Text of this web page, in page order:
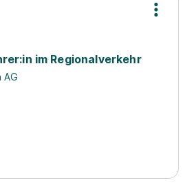
im Regionalverkehr
AG